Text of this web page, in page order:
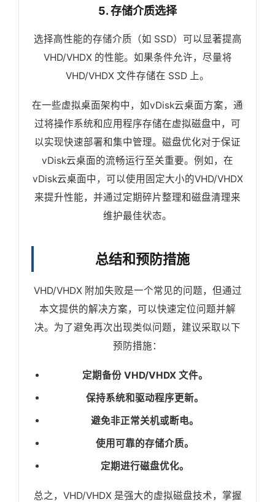
5. 存储介质选择
选择高性能的存储介质（如 SSD）可以显著提高
VHD/VHDX 的性能。如果条件允许，尽量将
VHD/VHDX 文件存储在 SSD 上。
在一些虚拟桌面架构中，如vDisk云桌面方案，通
过将操作系统和应用程序存储在虚拟磁盘中，可
以实现快速部署和集中管理。磁盘优化对于保证
vDisk云桌面的流畅运行至关重要。例如，在
vDisk云桌面中，可以使用固定大小的VHD/VHDX
来提升性能，并通过定期碎片整理和磁盘清理来
维护最佳状态。
总结和预防措施
VHD/VHDX 附加失败是一个常见的问题，但通过
本文提供的解决方案，可以快速定位问题并解
决。为了避免再次出现类似问题，建议采取以下
预防措施：
定期备份 VHD/VHDX 文件。
保持系统和驱动程序更新。
避免非正常关机或断电。
使用可靠的存储介质。
定期进行磁盘优化。
总之，VHD/VHDX 是强大的虚拟磁盘技术，掌握